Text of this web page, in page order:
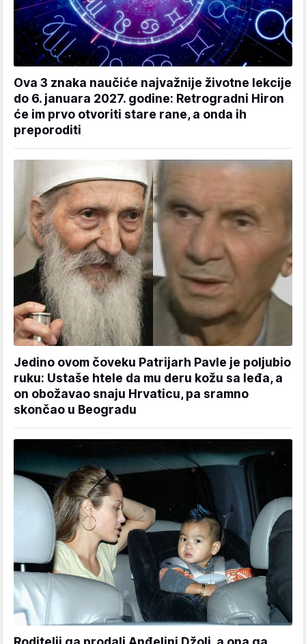
Ova 3 znaka naučiće najvažnije životne lekcije
do 6. januara 2027. godine: Retrogradni Hiron
će im prvo otvoriti stare rane, a onda ih
preporoditi
Jedino ovom čoveku Patrijarh Pavle je poljubio
ruku: Ustaše htele da mu deru kožu sa leđa, a
on obožavao snaju Hrvaticu, pa sramno
skončao u Beogradu